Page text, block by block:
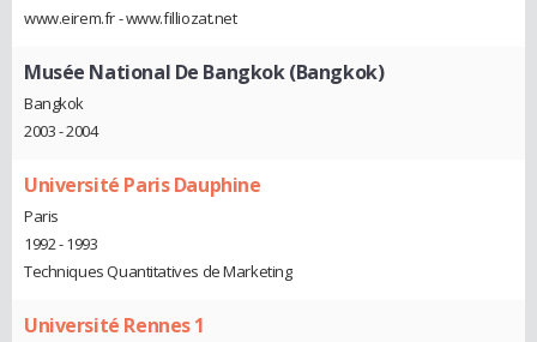
www.eirem.fr - www.filliozat.net
Musée National De Bangkok (Bangkok)
Bangkok
2003 - 2004
Université Paris Dauphine
Paris
1992 - 1993
Techniques Quantitatives de Marketing
Université Rennes 1